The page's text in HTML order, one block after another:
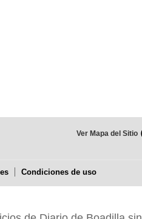
Ver Mapa del Sitio
Condiciones de uso